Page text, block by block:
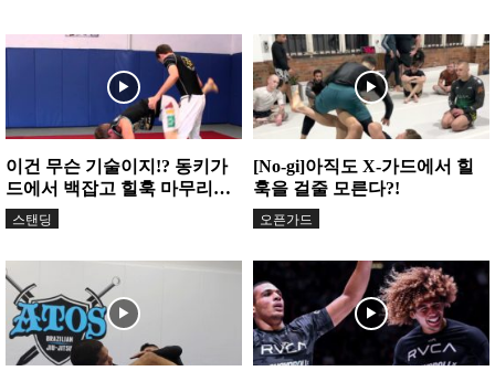
이건 무슨 기술이지!? 동키가
드에서 백잡고 힐훅 마무리하
는 방법!
스탠딩
[No-gi]아직도 X-가드에서 힐
훅을 걸줄 모른다?!
오픈가드